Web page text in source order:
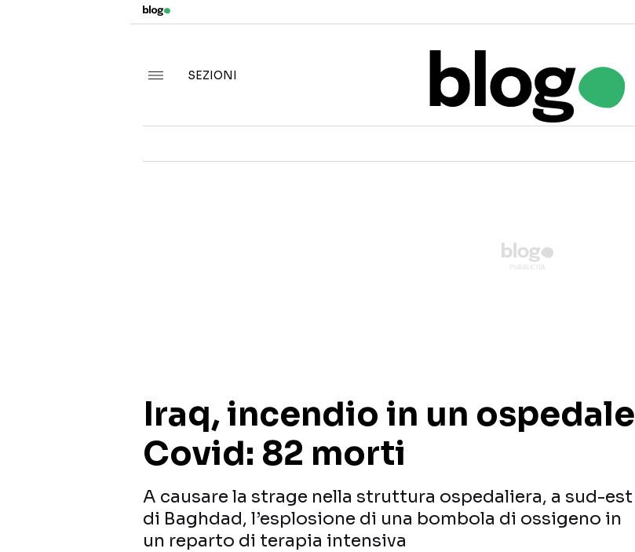
SEZIONI
Iraq, incendio in un ospedale
Covid: 82 morti
A causare la strage nella struttura ospedaliera, a sud-est
di Baghdad, l’esplosione di una bombola di ossigeno in
un reparto di terapia intensiva